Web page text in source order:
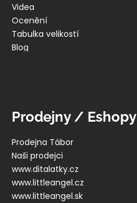
Videa
Ocenění
Tabulka velikostí
Blog
Prodejny / Eshopy
Prodejna Tábor
Naši prodejci
www.ditalatky.cz
www.littleangel.cz
www.littleangel.sk